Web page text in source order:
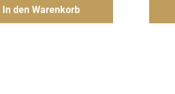
war:
ist:
In den Warenkorb
Hinzufügen